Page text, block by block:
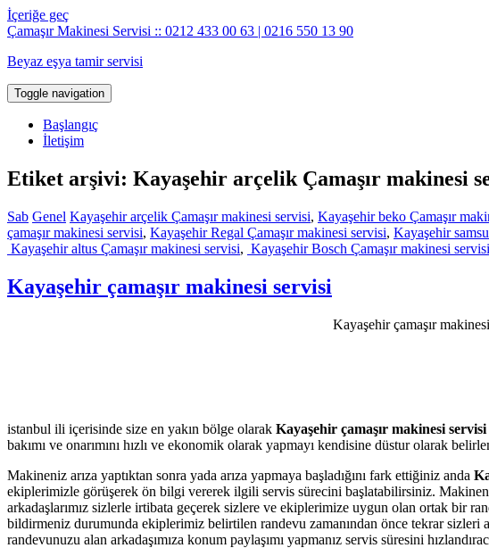
İçeriğe geç
Çamaşır Makinesi Servisi :: 0212 433 00 63 | 0216 550 13 90
Beyaz eşya tamir servisi
Toggle navigation
Başlangıç
İletişim
Etiket arşivi: Kayaşehir arçelik Çamaşır makinesi
Sab Genel Kayaşehir arçelik Çamaşır makinesi servisi, Kayaşehir beko Çamaşır
çamaşır makinesi servisi, Kayaşehir Regal Çamaşır makinesi servisi, Kayaşehir
Kayaşehir altus Çamaşır makinesi servisi, Kayaşehir Bosch Çamaşır makinesi servisi
Kayaşehir çamaşır makinesi servisi
Kayaşehir çamaşır
istanbul ili içerisinde size en yakın bölge olarak Kayaşehir çamaşır makinesi servisi
bakımı ve onarımını hızlı ve ekonomik olarak yapmayı kendisine düstur olarak
Makineniz arıza yaptıktan sonra yada arıza yapmaya başladığını fark ettiğiniz anda
ekiplerimizle görüşerek ön bilgi vererek ilgili servis sürecini başlatabilirsiniz.
arkadaşlarımız sizlerle irtibata geçerek sizlere ve ekiplerimize uygun olan ortak bir
bildirmeniz durumunda ekiplerimiz belirtilen randevu zamanından önce tekrar sizleri
randevunuzu alan arkadaşımıza konum paylaşımı yapmanız servis süresini